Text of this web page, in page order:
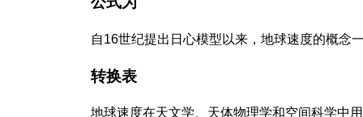
自16世纪提出日心模型以来，地球速度的概念
转换表
地球速度在天文学、天体物理学和空间科学中